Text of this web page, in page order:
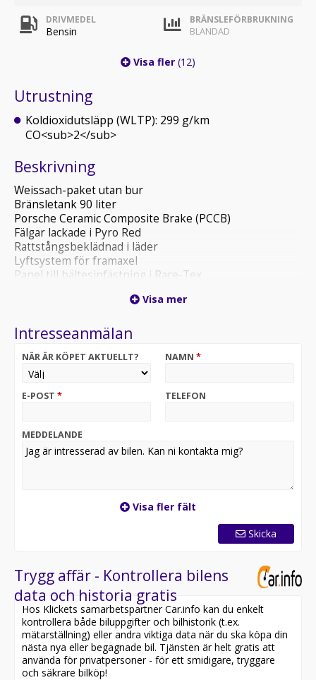
DRIVMEDEL
Bensin
BRÄNSLEFÖRBRUKNING
BLANDAD
Visa fler (12)
Utrustning
Koldioxidutsläpp (WLTP): 299 g/km
CO<sub>2</sub>
Beskrivning
Weissach-paket utan bur
Bränsletank 90 liter
Porsche Ceramic Composite Brake (PCCB)
Fälgar lackade i Pyro Red
Rattstångsbeklädnad i läder
Lyftsystem för framaxel
Panel till bältesinfästning i Race-Tex
Lock till förvaringsfack i Race-Tex med 'PORSCHE'-
Instegslister i kolfiber, belysta
LED-strålkastare tonade inkl. Porsche Dynamic Light
Förberedelse Porsche Dashcam
BOSE® Surround Sound System
Golvmattor i kolfiber med läderkanter
Sidologo i färg "Weissach RS" på bakvinge
Automatiskt avbländande inner- och ytterbackspeglar
Fotstöd och pedaler i aluminium
Ej bankörd
En ägare
Visa mer
Intresseanmälan
NÄR ÄR KÖPET AKTUELLT? NAMN *
E-POST * TELEFON
MEDDELANDE
Visa fler fält
Skicka
Trygg affär - Kontrollera bilens
data och historia gratis
Hos Klickets samarbetspartner Car.info kan du enkelt
kontrollera både biluppgifter och bilhistorik (t.ex.
mätarställning) eller andra viktiga data när du ska köpa din
nästa nya eller begagnade bil. Tjänsten är helt gratis att
använda för privatpersoner - för ett smidigare, tryggare
och säkrare bilköp!